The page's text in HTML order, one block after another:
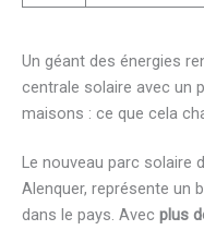
Un géant des énergies
centrale solaire avec un
maisons : ce que cela
Le nouveau parc solaire
Alenquer, représente un
dans le pays. Avec plus